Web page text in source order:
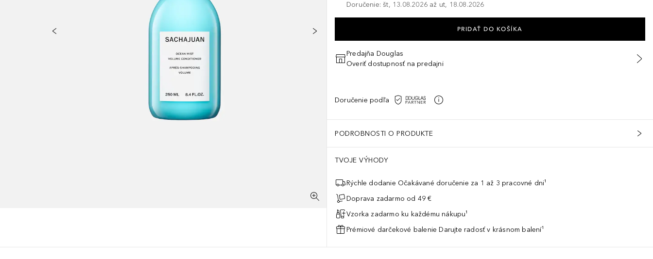
Doručenie: št, 13.08.2026 až ut, 18.08.2026
PRIDAŤ DO KOŠÍKA
Predajňa Douglas
Overiť dostupnosť na predajni
Doručenie podľa
PODROBNOSTI O PRODUKTE
TVOJE VÝHODY
Rýchle dodanie Očakávané doručenie za 1 až 3 pracovné dni¹
Doprava zadarmo od 49 €
Vzorka zadarmo ku každému nákupu¹
Prémiové darčekové balenie Darujte radosť v krásnom balení¹